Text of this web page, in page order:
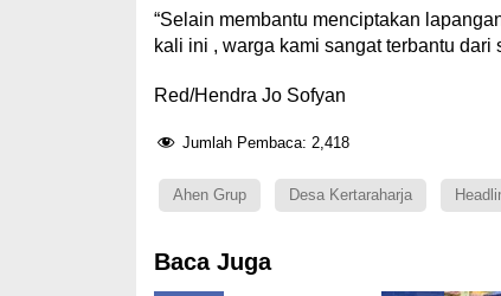
“Selain membantu menciptakan
kali ini , warga kami sangat terbantu
Red/Hendra Jo Sofyan
Jumlah Pembaca: 2,418
Ahen Grup Desa Kertaraharja
Baca Juga